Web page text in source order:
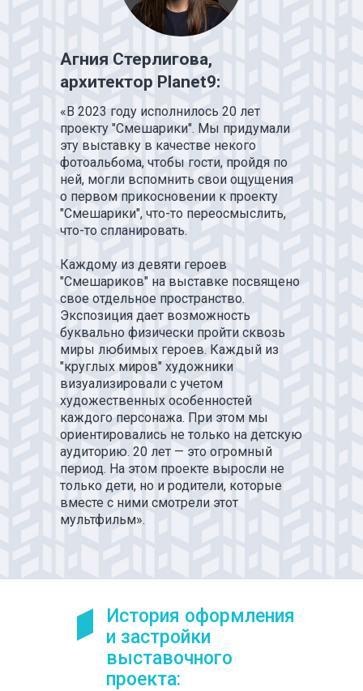
«В 2023 году исполнилось 20 лет
проекту "Смешарики". Мы придумали
эту выставку в качестве некого
фотоальбома, чтобы гости, пройдя по
ней, могли вспомнить свои ощущения
о первом прикосновении к проекту
"Смешарики", что-то переосмыслить,
что-то спланировать.
Каждому из девяти героев
"Смешариков" на выставке посвящено
свое отдельное пространство.
Экспозиция дает возможность
буквально физически пройти сквозь
миры любимых героев. Каждый из
"круглых миров" художники
визуализировали с учетом
художественных особенностей
каждого персонажа. При этом мы
ориентировались не только на детскую
аудиторию. 20 лет — это огромный
период. На этом проекте выросли не
только дети, но и родители, которые
вместе с ними смотрели этот
мультфильм».
Агния Стерлигова,
архитектор Planet9:
История оформления
и застройки
выставочного
проекта: